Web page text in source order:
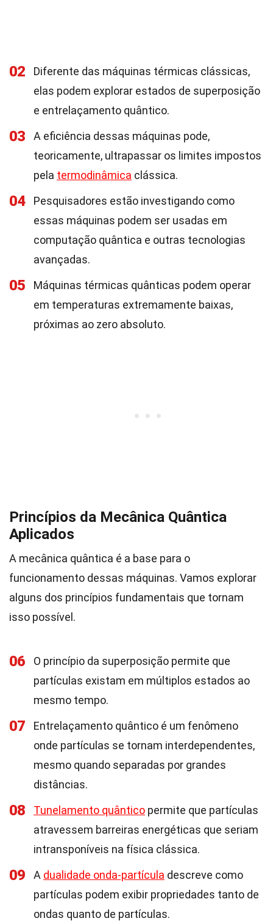
02
Diferente das máquinas térmicas clássicas,
elas podem explorar estados de superposição
e entrelaçamento quântico.
03
A eficiência dessas máquinas pode,
teoricamente, ultrapassar os limites impostos
pela termodinâmica clássica.
04
Pesquisadores estão investigando como
essas máquinas podem ser usadas em
computação quântica e outras tecnologias
avançadas.
05
Máquinas térmicas quânticas podem operar
em temperaturas extremamente baixas,
próximas ao zero absoluto.
Princípios da Mecânica Quântica
Aplicados
A mecânica quântica é a base para o
funcionamento dessas máquinas. Vamos explorar
alguns dos princípios fundamentais que tornam
isso possível.
06
O princípio da superposição permite que
partículas existam em múltiplos estados ao
mesmo tempo.
07
Entrelaçamento quântico é um fenômeno
onde partículas se tornam interdependentes,
mesmo quando separadas por grandes
distâncias.
08 Tunelamento quântico permite que partículas
atravessem barreiras energéticas que seriam
intransponíveis na física clássica.
09 A dualidade onda-partícula descreve como
partículas podem exibir propriedades tanto de
ondas quanto de partículas.